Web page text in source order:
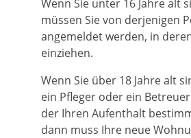
Wenn Sie unter 16 Jahre alt
müssen Sie von derjenigen
angemeldet werden, in
einziehen.
Wenn Sie über 18 Jahre alt
ein Pfleger oder ein
der Ihren Aufenthalt
dann muss Ihre neue